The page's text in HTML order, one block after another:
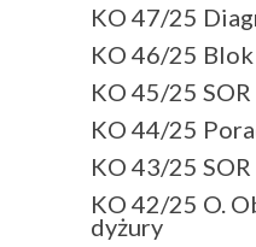
KO 47/25
KO 46/25
KO 45/25
KO 44/25
KO 43/25
KO 42/25 O.
dyżury